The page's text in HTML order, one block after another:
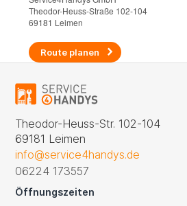
Theodor-Heuss-Straße 102-104
69181 Leimen
Route planen
Theodor-Heuss-Str. 102-104
69181 Leimen
info@service4handys.de
06224 173557
Öffnungszeiten